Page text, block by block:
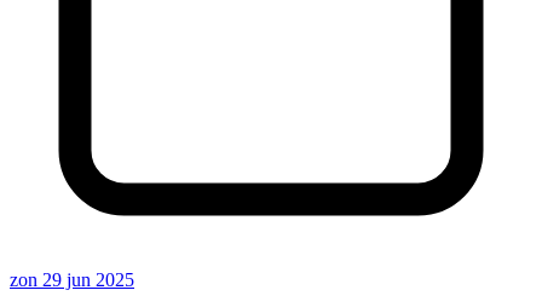
zon 29 jun 2025